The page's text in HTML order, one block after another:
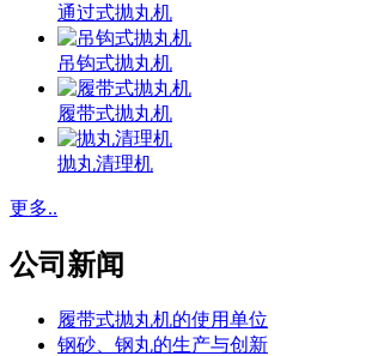
通过式抛丸机
吊钩式抛丸机
履带式抛丸机
抛丸清理机
更多..
公司新闻
履带式抛丸机的使用单位
钢砂、钢丸的生产与创新